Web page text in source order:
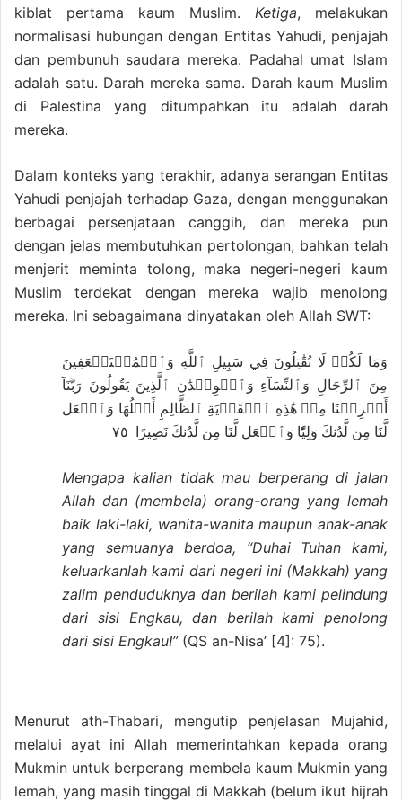
kiblat pertama kaum Muslim. Ketiga, melakukan
normalisasi hubungan dengan Entitas Yahudi, penjajah
dan pembunuh saudara mereka. Padahal umat Islam
adalah satu. Darah mereka sama. Darah kaum Muslim
di Palestina yang ditumpahkan itu adalah darah
mereka.
Dalam konteks yang terakhir, adanya serangan Entitas
Yahudi penjajah terhadap Gaza, dengan menggunakan
berbagai persenjataan canggih, dan mereka pun
dengan jelas membutuhkan pertolongan, bahkan telah
menjerit meminta tolong, maka negeri-negeri kaum
Muslim terdekat dengan mereka wajib menolong
mereka. Ini sebagaimana dinyatakan oleh Allah SWT:
وَمَا لَكُمۡ لَا تُقَٰتِلُونَ فِي سَبِيلِ ٱللَّهِ وَٱلۡمُسۡتَضۡعَفِينَ
مِنَ ٱلرِّجَالِ وَٱلنِّسَآءِ وَٱلۡوِلۡدَٰنِ ٱلَّذِينَ يَقُولُونَ رَبَّنَآ
أَخۡرِجۡنَا مِنۡ هَٰذِهِ ٱلۡقَرۡيَةِ ٱلظَّالِمِ أَهۡلُهَا وَٱجۡعَل
لَّنَا مِن لَّدُنكَ وَلِيّٗا وَٱجۡعَل لَّنَا مِن لَّدُنكَ نَصِيرًا ٧٥
Mengapa kalian tidak mau berperang di jalan
Allah dan (membela) orang-orang yang lemah
baik laki-laki, wanita-wanita maupun anak-anak
yang semuanya berdoa, “Duhai Tuhan kami,
keluarkanlah kami dari negeri ini (Makkah) yang
zalim penduduknya dan berilah kami pelindung
dari sisi Engkau, dan berilah kami penolong
dari sisi Engkau!” (QS an-Nisa’ [4]: 75).
Menurut ath-Thabari, mengutip penjelasan Mujahid,
melalui ayat ini Allah memerintahkan kepada orang
Mukmin untuk berperang membela kaum Mukmin yang
lemah, yang masih tinggal di Makkah (belum ikut hijrah